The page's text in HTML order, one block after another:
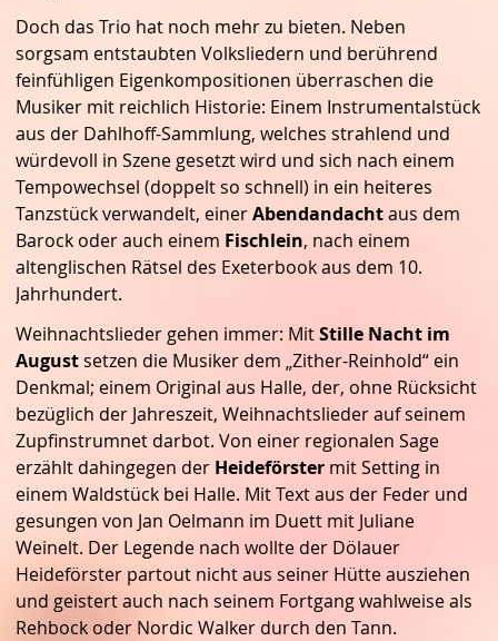
Doch das Trio hat noch mehr zu bieten. Neben
sorgsam entstaubten Volksliedern und berührend
feinfühligen Eigenkompositionen überraschen die
Musiker mit reichlich Historie: Einem Instrumentalstück
aus der Dahlhoff-Sammlung, welches strahlend und
würdevoll in Szene gesetzt wird und sich nach einem
Tempowechsel (doppelt so schnell) in ein heiteres
Tanzstück verwandelt, einerAbendandachtaus dem
Barock oder auch einem Fischlein, nach einem
altenglischen Rätsel des Exeterbook aus dem 10.
Jahrhundert.
Weihnachtslieder gehen immer: MitStille Nacht im
Augustsetzen die Musiker dem „Zither-Reinhold“ ein
Denkmal; einem Original aus Halle, der, ohne Rücksicht
bezüglich der Jahreszeit, Weihnachtslieder auf seinem
Zupfinstrumnet darbot. Von einer regionalen Sage
erzählt dahingegen der Heideförster mit Setting in
einem Waldstück bei Halle. Mit Text aus der Feder und
gesungen von Jan Oelmann im Duett mit Juliane
Weinelt. Der Legende nach wollte der Dölauer
Heideförster partout nicht aus seiner Hütte ausziehen
und geistert auch nach seinem Fortgang wahlweise als
Rehbock oder Nordic Walker durch den Tann.